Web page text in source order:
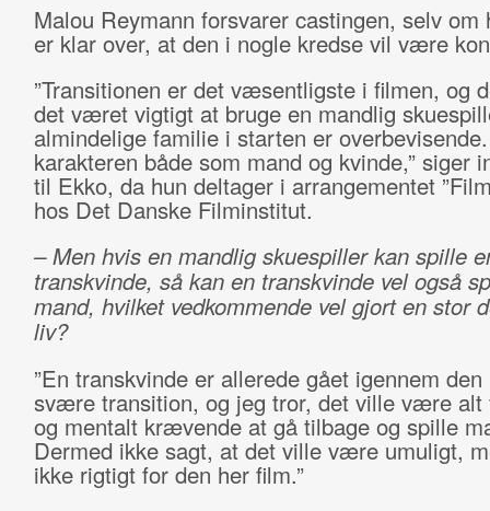
Malou Reymann forsvarer castingen, selv om
er klar over, at den i nogle kredse vil være
”Transitionen er det væsentligste i filmen, og
det været vigtigt at bruge en mandlig
almindelige familie i starten er
karakteren både som mand og kvinde,” siger
til Ekko, da hun deltager i arrangementet
hos Det Danske Filminstitut.
– Men hvis en mandlig skuespiller kan spille
transkvinde, så kan en transkvinde vel også
mand, hvilket vedkommende vel gjort en stor
liv?
”En transkvinde er allerede gået igennem den
svære transition, og jeg tror, det ville være alt
og mentalt krævende at gå tilbage og spille
Dermed ikke sagt, at det ville være umuligt,
ikke rigtigt for den her film.”